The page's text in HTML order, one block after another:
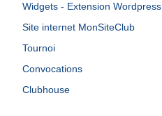
Widgets - Extension Wordpress
Site internet MonSiteClub
Tournoi
Convocations
Clubhouse